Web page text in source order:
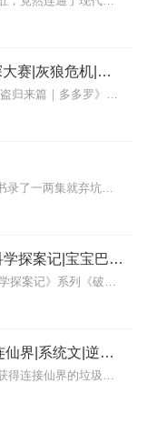
神探迈克狐· 千面怪盗|侦探大赛|灰狼危机|多多罗
新专辑点击收听《神探迈克狐·怪盗归来篇｜多多罗》！！！>>>点击进入主播橱窗购买《神探迈克狐》系列图书吧!<<<多多罗故事【点击前往】收听多多罗其他好玩有趣的故...
Hi亲爱的小萌糖，你是否有一本书录了一两集就弃坑的情况？你可能是突然没有了动力，也可能是觉得自己录的不好，也有可能是……书丢了(๑‾ꇴ‾๑)我在录节目的时...
破坏者联盟篇2·猴子警长科学探案记|宝宝巴士故事
【适听年龄】7岁+《猴子警长科学探案记》系列《破坏者联盟篇1·猴子警长科学探案记》>>>《破坏者联盟篇2·猴子警长科学探案记》>>>《破坏者联盟篇3·猴子警长科...
【免费多播】我的垃圾桶连仙界|系统文|逆袭|爽文|AI多播
【作品简介】前女友羞辱，机缘获得连接仙界的垃圾桶，现在你瞧我不起，日后我要你高攀不起！【作者简介】空尘AI专辑，全集免费，欢迎收听，订阅可以收到更新提示～